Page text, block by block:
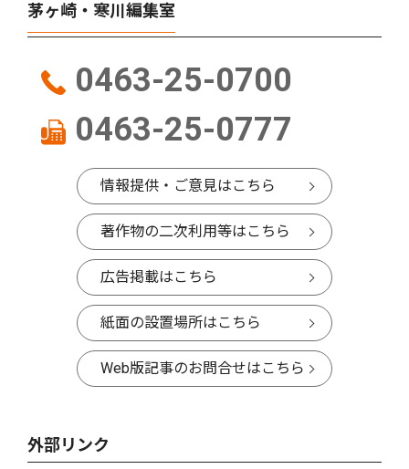
茅ヶ崎・寒川編集室
0463-25-0700
0463-25-0777
情報提供・ご意見はこちら
著作物の二次利用等はこちら
広告掲載はこちら
紙面の設置場所はこちら
Web版記事のお問合せはこちら
外部リンク